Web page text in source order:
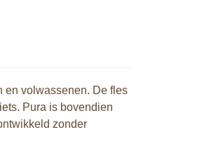
en volwassenen. De fles
Pura is bovendien
zonder